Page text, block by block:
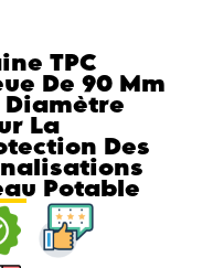
TPC
De 90 Mm
Diamètre
La
Des
Potable